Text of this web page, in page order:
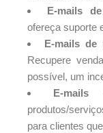
E-mails
ofereça suporte
E-mails de
Recupere
possível, um
E-
produtos/
para clientes